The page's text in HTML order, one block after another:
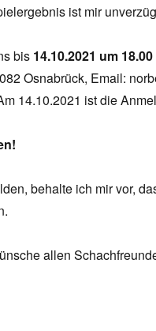
ist mir
bis 14.10.2021 um
Osnabrück, Email:
14.10.2021 ist die
behalte ich mir vor,
allen